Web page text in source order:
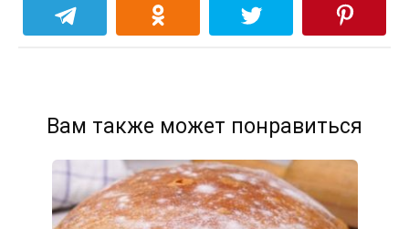
Вам также может понравиться